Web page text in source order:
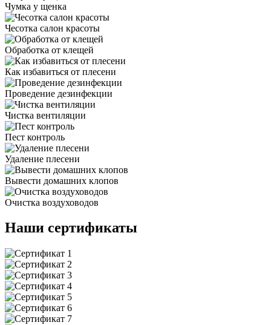
Чумка у щенка
Чесотка салон красоты
Обработка от клещей
Как избавиться от плесени
Проведение дезинфекции
Чистка вентиляции
Пест контроль
Удаление плесени
Вывести домашних клопов
Очистка воздуховодов
Наши сертификаты